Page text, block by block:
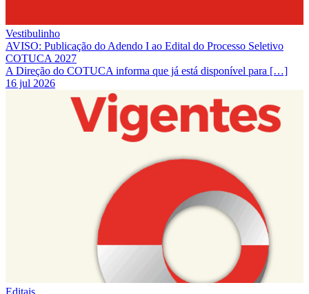
Vestibulinho
AVISO: Publicação do Adendo I ao Edital do Processo Seletivo
COTUCA 2027
A Direção do COTUCA informa que já está disponível para […]
16 jul 2026
Editais